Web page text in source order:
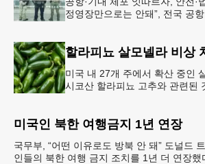
정영장만으로는 안돼”, 전국 공
미국 내 27개 주에서 확산 중인
시코산 할라피뇨 고추와 관련된
미국인 북한 여행금지 1년 연장
국무부, “어떤 이유로도 방북 안 돼” 도널드
인들의 북한 여행 금지 조치를 1년 더 연장했